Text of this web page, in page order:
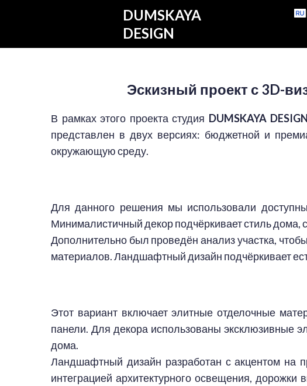
DUMSKAYA
DESIGN
Эскизный проект с 3D-
В рамках этого проекта студия DUMSKAYA DESIGN
представлен в двух версиях: бюджетной и
окружающую среду.
Для данного решения мы использовали
Минималистичный декор подчёркивает стиль
Дополнительно был проведён анализ участка,
материалов. Ландшафтный дизайн подчёркивает
Этот вариант включает элитные отделочные
панели. Для декора использованы эксклюзивные
дома.
Ландшафтный дизайн разработан с акцентом на
интеграцией архитектурного освещения,